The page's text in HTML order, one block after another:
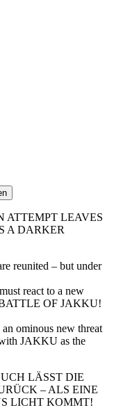
ATTEMPT LEAVES
A DARKER
reunited – but under
react to a new
BATTLE OF JAKKU!
ominous new threat
JAKKU as the
LÄSST DIE
– ALS EINE
LICHT KOMMT!